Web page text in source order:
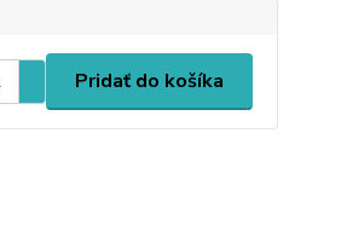
Pridať do košíka